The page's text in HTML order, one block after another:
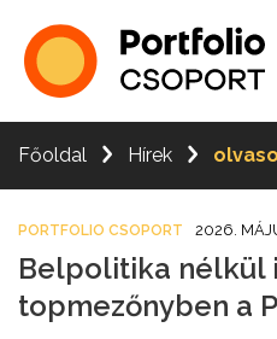
Főoldal Hírek
PORTFOLIO CSOPORT 2026.
Belpolitika nélkül
topmezőnyben a